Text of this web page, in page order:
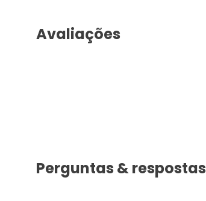
Avaliações
Perguntas & respostas